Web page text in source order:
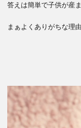
答えは簡単で子供が産
まぁよくありがちな理